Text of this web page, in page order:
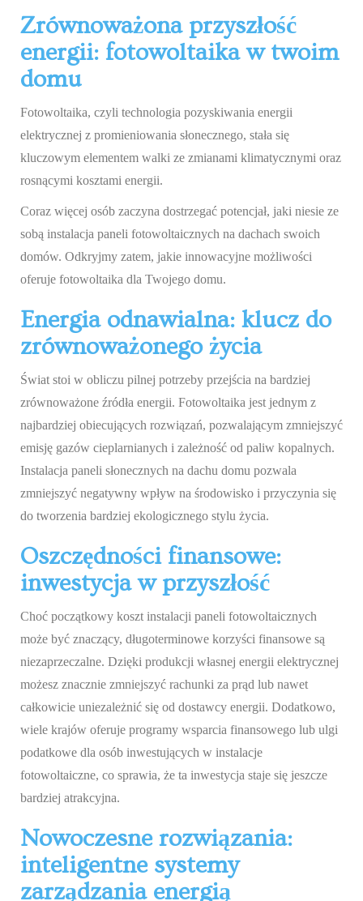
Zrównoważona przyszłość
energii: fotowoltaika w twoim
domu
Fotowoltaika, czyli technologia pozyskiwania energii
elektrycznej z promieniowania słonecznego, stała się
kluczowym elementem walki ze zmianami klimatycznymi oraz
rosnącymi kosztami energii.
Coraz więcej osób zaczyna dostrzegać potencjał, jaki niesie ze
sobą instalacja paneli fotowoltaicznych na dachach swoich
domów. Odkryjmy zatem, jakie innowacyjne możliwości
oferuje fotowoltaika dla Twojego domu.
Energia odnawialna: klucz do
zrównoważonego życia
Świat stoi w obliczu pilnej potrzeby przejścia na bardziej
zrównoważone źródła energii. Fotowoltaika jest jednym z
najbardziej obiecujących rozwiązań, pozwalającym zmniejszyć
emisję gazów cieplarnianych i zależność od paliw kopalnych.
Instalacja paneli słonecznych na dachu domu pozwala
zmniejszyć negatywny wpływ na środowisko i przyczynia się
do tworzenia bardziej ekologicznego stylu życia.
Oszczędności finansowe:
inwestycja w przyszłość
Choć początkowy koszt instalacji paneli fotowoltaicznych
może być znaczący, długoterminowe korzyści finansowe są
niezaprzeczalne. Dzięki produkcji własnej energii elektrycznej
możesz znacznie zmniejszyć rachunki za prąd lub nawet
całkowicie uniezależnić się od dostawcy energii. Dodatkowo,
wiele krajów oferuje programy wsparcia finansowego lub ulgi
podatkowe dla osób inwestujących w instalacje
fotowoltaiczne, co sprawia, że ​​ta inwestycja staje się jeszcze
bardziej atrakcyjna.
Nowoczesne rozwiązania:
inteligentne systemy
zarządzania energią